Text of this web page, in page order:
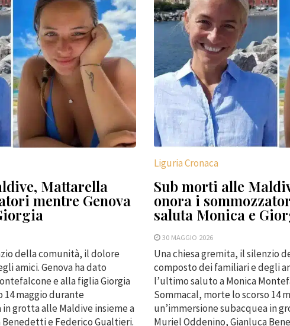
Mattarella
mentre Genova
della comunità, il dolore
amici. Genova ha dato
e alla figlia Giorgia
14 maggio durante
grotta alle Maldive insieme a
e Federico Gualtieri.
Liguria Cronaca
Sub morti alle
onora i
saluta Monica e
30 MAGGIO 2026
Una chiesa gremita, il silenzio
composto dei familiari e degli
l’ultimo saluto a Monica
Sommacal, morte lo scorso 14
un’immersione subacquea in
Muriel Oddenino, Gianluca